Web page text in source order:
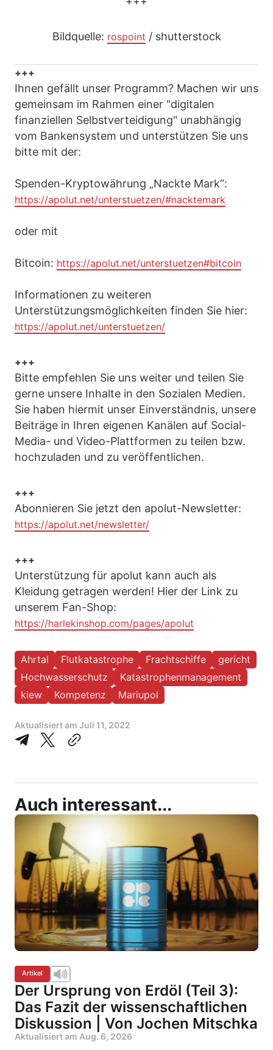
Bildquelle: rospoint / shutterstock
+++
Ihnen gefällt unser Programm? Machen wir uns
gemeinsam im Rahmen einer "digitalen
finanziellen Selbstverteidigung" unabhängig
vom Bankensystem und unterstützen Sie uns
bitte mit der:
Spenden-Kryptowährung „Nackte Mark“:
https://apolut.net/unterstuetzen/#nacktemark
oder mit
Bitcoin: https://apolut.net/unterstuetzen#bitcoin
Informationen zu weiteren
Unterstützungsmöglichkeiten finden Sie hier:
https://apolut.net/unterstuetzen/
+++
Bitte empfehlen Sie uns weiter und teilen Sie
gerne unsere Inhalte in den Sozialen Medien.
Sie haben hiermit unser Einverständnis, unsere
Beiträge in Ihren eigenen Kanälen auf Social-
Media- und Video-Plattformen zu teilen bzw.
hochzuladen und zu veröffentlichen.
+++
Abonnieren Sie jetzt den apolut-Newsletter:
https://apolut.net/newsletter/
+++
Unterstützung für apolut kann auch als
Kleidung getragen werden! Hier der Link zu
unserem Fan-Shop:
https://harlekinshop.com/pages/apolut
Ahrtal Flutkatastrophe Frachtschiffe
gericht
Hochwasserschutz
Katastrophenmanagement
kiew
Kompetenz Mariupol
Aktualisiert am Juli 11, 2022
Auch interessant...
Artikel
Der Ursprung von Erdöl (Teil 3):
Das Fazit der wissenschaftlichen
Diskussion | Von Jochen Mitschka
Aktualisiert am Aug. 6, 2026